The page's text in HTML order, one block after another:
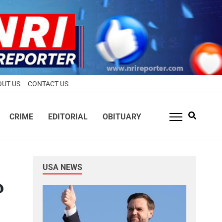
US CONTACT US
CRIME EDITORIAL OBITUARY
USA NEWS